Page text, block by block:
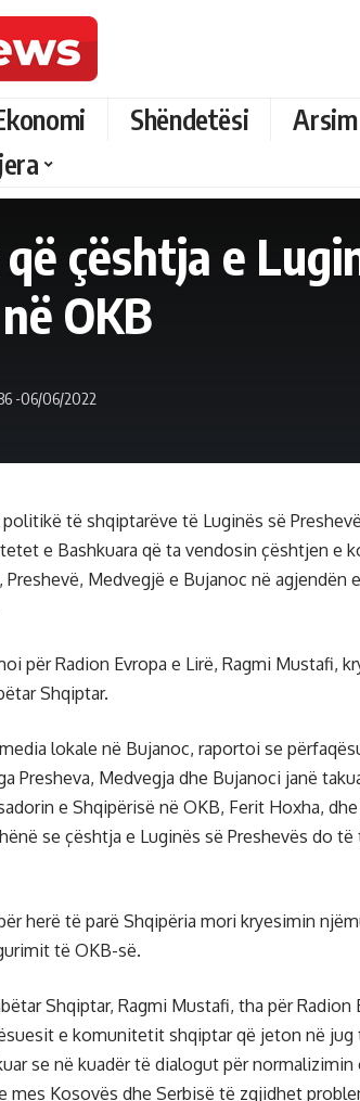
Shëndetësi Arsim
çështja e
OKB
-06/06/2022
të shqiptarëve të Luginës së
e Bashkuara që ta vendosin çështjen e
Preshevë, Medvegjë e Bujanoc në agjendën
për Radion Evropa e Lirë, Ragmi Mustafi,
Shqiptar.
lokale në Bujanoc, raportoi se
Presheva, Medvegja dhe Bujanoci janë
e Shqipërisë në OKB, Ferit Hoxha,
se çështja e Luginës së Preshevës do
herë të parë Shqipëria mori kryesimin
të OKB-së.
Shqiptar, Ragmi Mustafi, tha për Radion
e komunitetit shqiptar që jeton në jug
se në kuadër të dialogut për normalizimin
mes Kosovës dhe Serbisë të zgjidhet